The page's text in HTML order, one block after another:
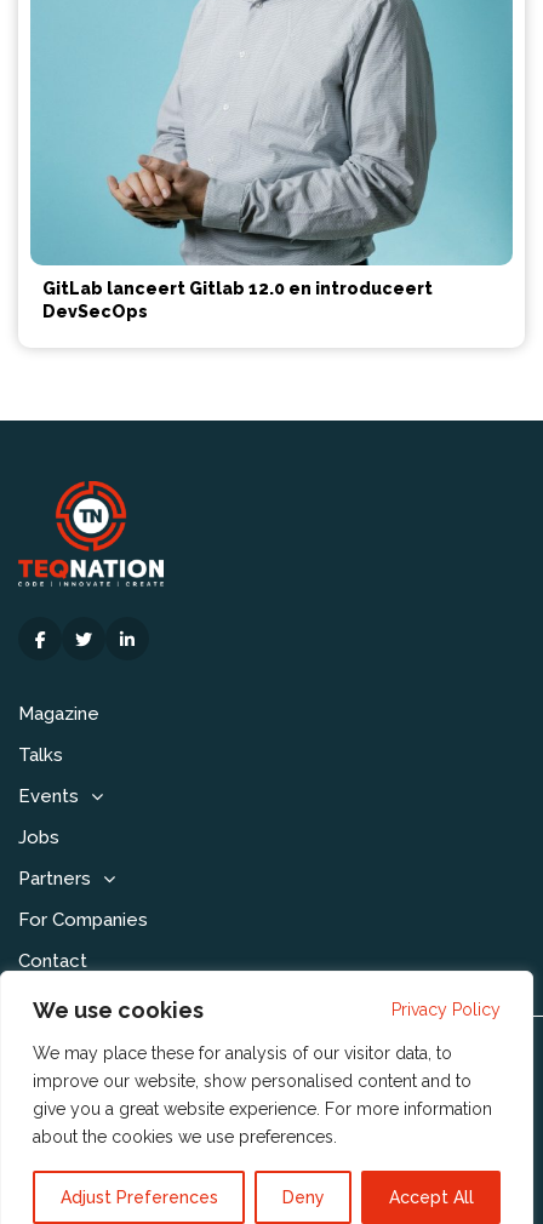
We use cookies Privacy Policy
We may place these for analysis of our visitor data, to
improve our website, show personalised content and to
give you a great website experience. For more information
about the cookies we use preferences
Adjust Preferences Deny Accept All
GitLab lanceert Gitlab 12.0 en introduceert
DevSecOps
Magazine
Talks
Events
Jobs
Partners
For Companies
Contact
Disclaimer & Voorwaarden
Privacy Statement
Community Policy
Publishing Policy